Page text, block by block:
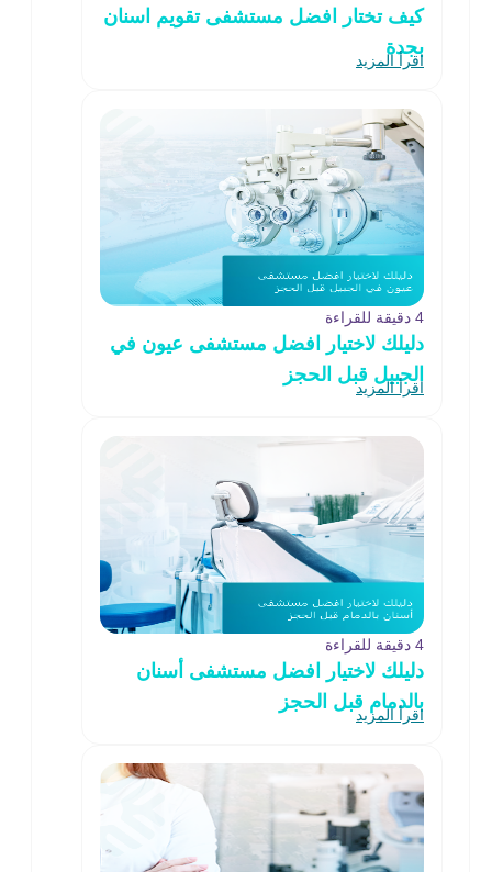
كيف تختار افضل مستشفى تقويم اسنان
بجدة
اقرأ المزيد
4 دقيقة للقراءة
دليلك لاختيار افضل مستشفى عيون في
الجبيل قبل الحجز
اقرأ المزيد
4 دقيقة للقراءة
دليلك لاختيار افضل مستشفى أسنان
بالدمام قبل الحجز
اقرأ المزيد